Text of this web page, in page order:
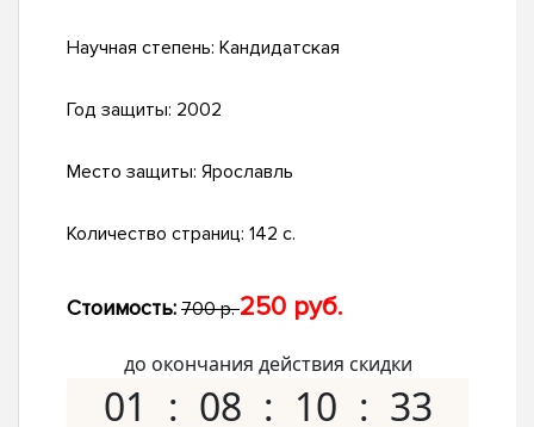
Научная степень: Кандидатская
Год защиты: 2002
Место защиты: Ярославль
Количество страниц: 142 с.
Стоимость: 700 р.250 руб.
до окончания действия скидки
01 08 10 32